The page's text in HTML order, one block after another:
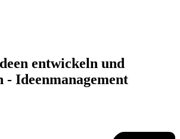
entwickeln und
Ideenmanagement